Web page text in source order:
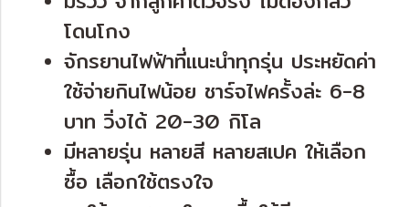
โดนโกง
จักรยานไฟฟ้าที่แนะนำทุกรุ่น ประหยัดค่า
ใช้จ่ายกินไฟน้อย ชาร์จไฟครั้งล่ะ 6-8
บาท วิ่งได้ 20-30 กิโล
มีหลายรุ่น หลายสี หลายสเปค ให้เลือก
ซื้อ เลือกใช้ตรงใจ